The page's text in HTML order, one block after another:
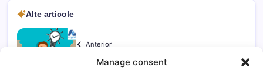
Manage consent
Alte articole
Anterior
5 Exchange-uri de criptomonede care oferă un mic
plus | Alege-l pe cel mai bun